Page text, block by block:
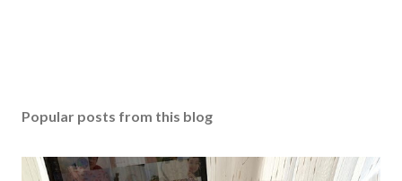
Popular posts from this blog